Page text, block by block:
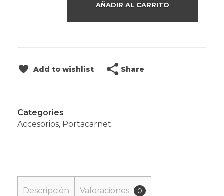
AÑADIR AL CARRITO
Add to wishlist Share
Categories
Accesorios, Portacarnet
Descripción Valoraciones 0